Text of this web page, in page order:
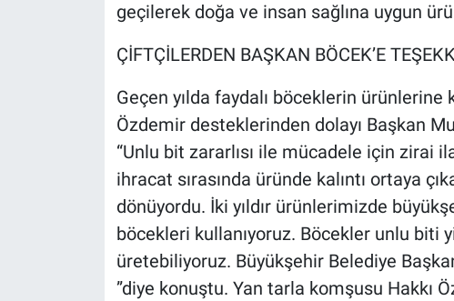
geçilerek doğa ve insan sağlına uygun
ÇİFTÇİLERDEN BAŞKAN BÖCEK’E
Geçen yılda faydalı böceklerin ürünlerine
Özdemir desteklerinden dolayı Başkan
“Unlu bit zararlısı ile mücadele için zirai
ihracat sırasında üründe kalıntı ortaya
dönüyordu. İki yıldır ürünlerimizde
böcekleri kullanıyoruz. Böcekler unlu biti
üretebiliyoruz. Büyükşehir Belediye
”diye konuştu. Yan tarla komşusu Hakkı